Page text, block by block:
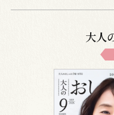
大人